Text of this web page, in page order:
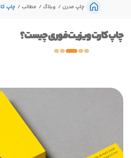
چاپ مدرن وبلاگ مطالب چاپ
چاپ کارت ویزیت فوری چیست؟